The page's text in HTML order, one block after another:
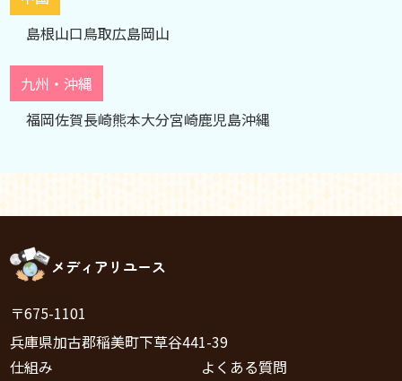
島根山口鳥取広島岡山
九州・沖縄
福岡佐賀長崎熊本大分宮崎鹿児島沖縄
メディアリユース
〒675-1101
兵庫県加古郡稲美町下草谷441-39
仕組み
よくある質問